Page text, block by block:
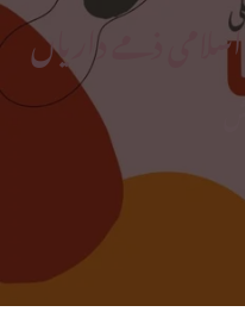
ذمے داریاں